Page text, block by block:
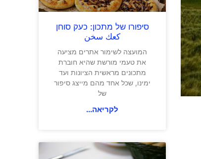
סיפורו של מתכון: כעק סוחן
كعك سخن
המועצה לשימור אתרים מציעה
את טעמי מורשת שהיא חוברת
מתכונים מראשית הציונות ועד
ימינו, שכל אחד מהם מייצג סיפור
של
לקריאה...